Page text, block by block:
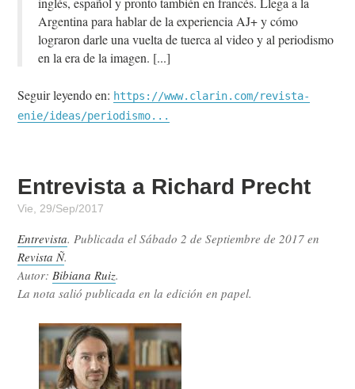
Argentina para hablar de la experiencia AJ+ y cómo
lograron darle una vuelta de tuerca al video y al periodismo
en la era de la imagen.
Seguir leyendo en: https://www.clarin.com/revista-
enie/ideas/periodismo...
Entrevista a Richard Precht
Vie, 29/Sep/2017
Entrevista. Publicada elSábado 2 de Septiembre de 2017 en
Revista Ñ.
Autor:Bibiana Ruiz.
La nota salió publicada en la edición en papel.